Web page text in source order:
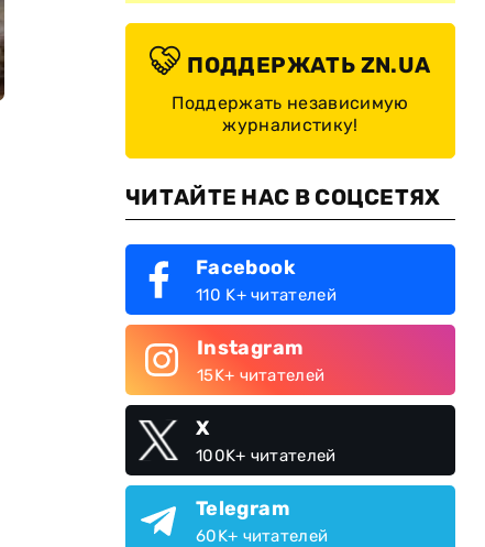
ПОДДЕРЖАТЬ ZN.UA
Поддержать независимую
журналистику!
ЧИТАЙТЕ НАС В СОЦСЕТЯХ
Facebook
110 K+ читателей
Instagram
15K+ читателей
X
100K+ читателей
Telegram
60K+ читателей